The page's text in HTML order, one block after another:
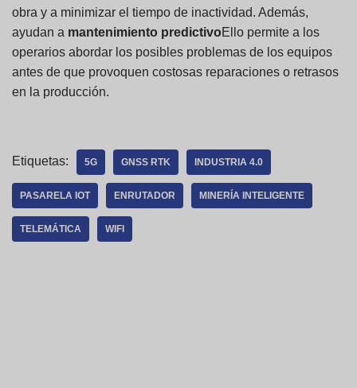
obra y a minimizar el tiempo de inactividad. Además,
ayudan a mantenimiento predictivoEllo permite a los
operarios abordar los posibles problemas de los equipos
antes de que provoquen costosas reparaciones o retrasos
en la producción.
Etiquetas: 5G GNSS RTK INDUSTRIA 4.0
PASARELA IOT ENRUTADOR MINERÍA INTELIGENTE
TELEMÁTICA WIFI